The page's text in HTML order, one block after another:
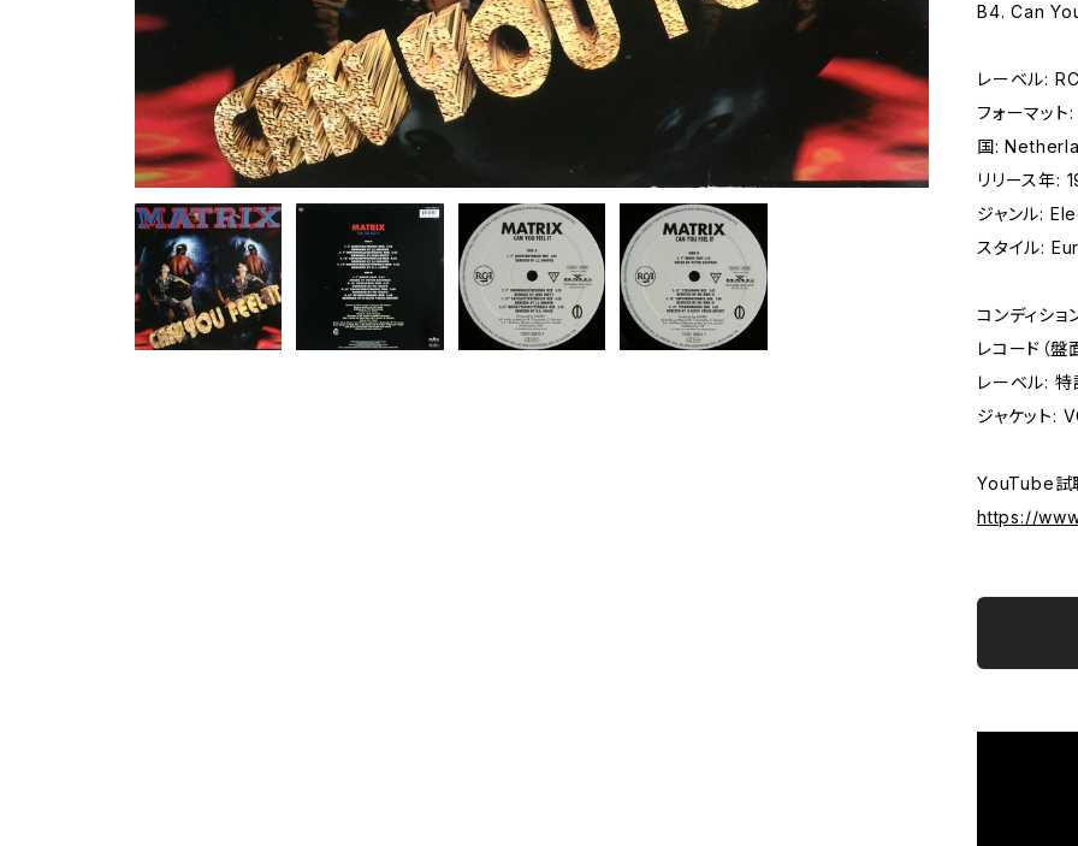
B4. Can
レーベル:
フォーマッ
国:
リリース年:
ジャンル:
スタイル:
コンディショ
レコード（
レーベル: 特
ジャケット:
YouTube試
https://